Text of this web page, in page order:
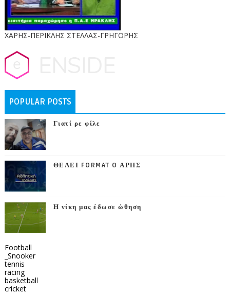
ΧΑΡΗΣ-ΠΕΡΙΚΛΗΣ ΣΤΕΛΛΑΣ-ΓΡΗΓΟΡΗΣ
POPULAR POSTS
Γιατί ρε φίλε
ΘΕΛΕΙ FORMAT O ΑΡΗΣ
Η νίκη μας έδωσε ώθηση
Football
_Snooker
tennis
racing
basketball
cricket